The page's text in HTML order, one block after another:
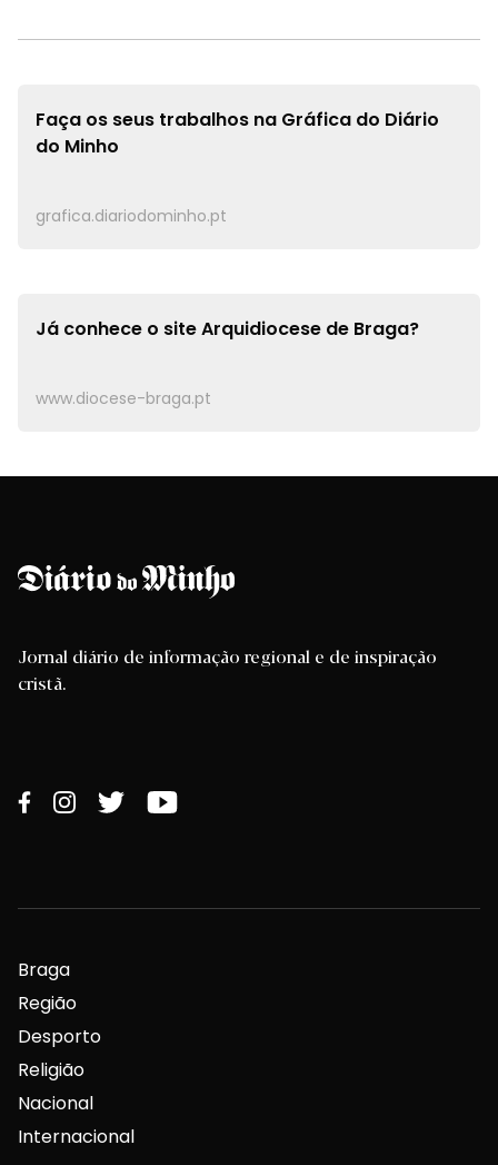
Faça os seus trabalhos na Gráfica do Diário
do Minho
grafica.diariodominho.pt
Já conhece o siteArquidiocese de Braga?
www.diocese-braga.pt
Jornal diário de informação regional e de inspiração
cristã.
Braga
Região
Desporto
Religião
Nacional
Internacional